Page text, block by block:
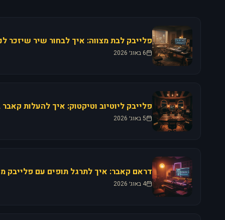
6 באוג׳ 2026
5 באוג׳ 2026
4 באוג׳ 2026